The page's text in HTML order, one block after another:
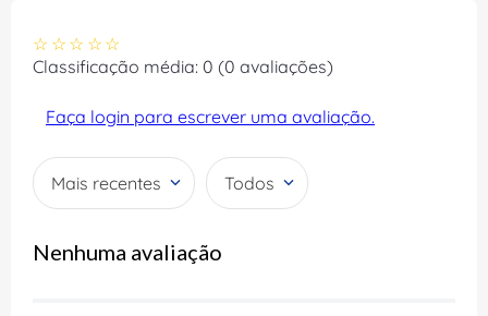
☆ ☆ ☆ ☆ ☆
Classificação média: 0 (0 avaliações)
Faça login para escrever uma avaliação.
Mais recentes Todos
Nenhuma avaliação